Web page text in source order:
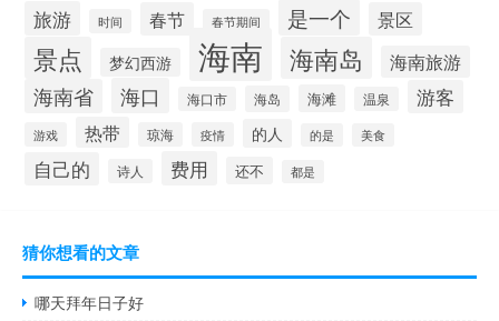
旅游 时间 春节 春节期间 是一个 景区
景点 梦幻西游 海南 海南岛 海南旅游
海南省 海口 海口市 海岛 海滩 温泉 游客
游戏 热带 琼海 疫情 的人 的是 美食
自己的 诗人 费用 还不 都是
猜你想看的文章
哪天拜年日子好